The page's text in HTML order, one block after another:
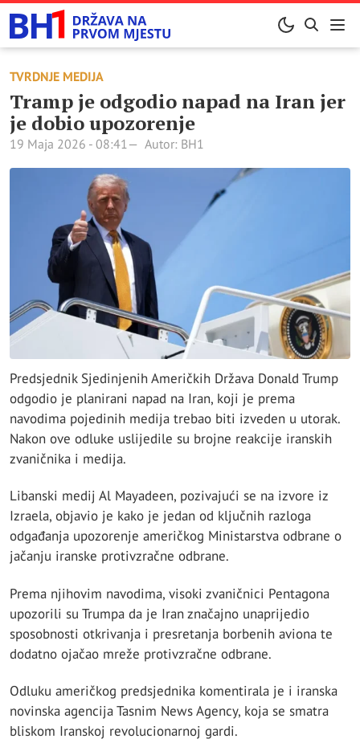
TVRDNJE MEDIJA
Tramp je odgodio napad na Iran jer
je dobio upozorenje
19 Maja 2026 - 08:41 Autor: BH1
Predsjednik Sjedinjenih Američkih Država Donald Trump
odgodio je planirani napad na Iran, koji je prema
navodima pojedinih medija trebao biti izveden u utorak.
Nakon ove odluke uslijedile su brojne reakcije iranskih
zvaničnika i medija.
Libanski medij Al Mayadeen, pozivajući se na izvore iz
Izraela, objavio je kako je jedan od ključnih razloga
odgađanja upozorenje američkog Ministarstva odbrane o
jačanju iranske protivzračne odbrane.
Prema njihovim navodima, visoki zvaničnici Pentagona
upozorili su Trumpa da je Iran značajno unaprijedio
sposobnosti otkrivanja i presretanja borbenih aviona te
dodatno ojačao mreže protivzračne odbrane.
Odluku američkog predsjednika komentirala je i iranska
novinska agencija Tasnim News Agency, koja se smatra
bliskom Iranskoj revolucionarnoj gardi.